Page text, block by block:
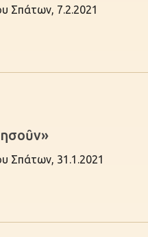
Σπάτων, 7.2.2021
Σπάτων, 31.1.2021